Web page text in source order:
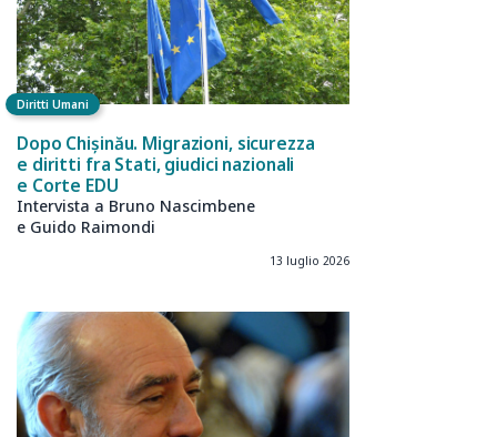
Diritti Umani
Dopo Chișinău. Migrazioni, sicurezza
e diritti fra Stati, giudici nazionali
e Corte EDU
Intervista a Bruno Nascimbene
e Guido Raimondi
13 luglio 2026